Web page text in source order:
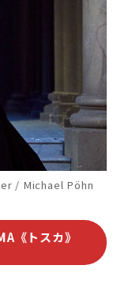
/ Michael Pöhn
《トスカ》